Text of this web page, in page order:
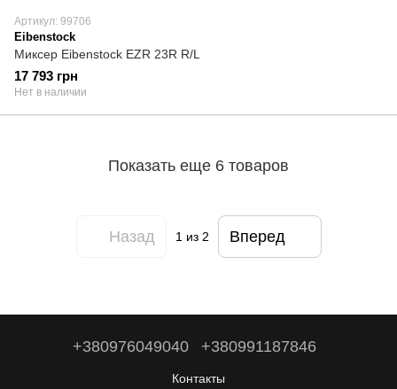
Артикул: 99706
Eibenstock
Миксер Eibenstock EZR 23R R/L
17 793 грн
Нет в наличии
Показать еще 6 товаров
Назад 1 из 2 Вперед
+380976049040 +380991187846
Контакты